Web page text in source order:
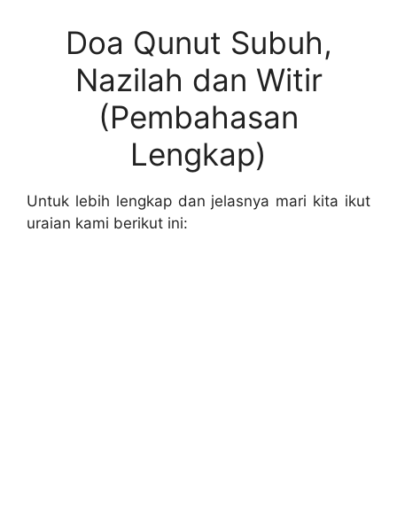
Doa Qunut Subuh,
Nazilah dan Witir
(Pembahasan
Lengkap)
Untuk lebih lengkap dan jelasnya mari kita ikut
uraian kami berikut ini: